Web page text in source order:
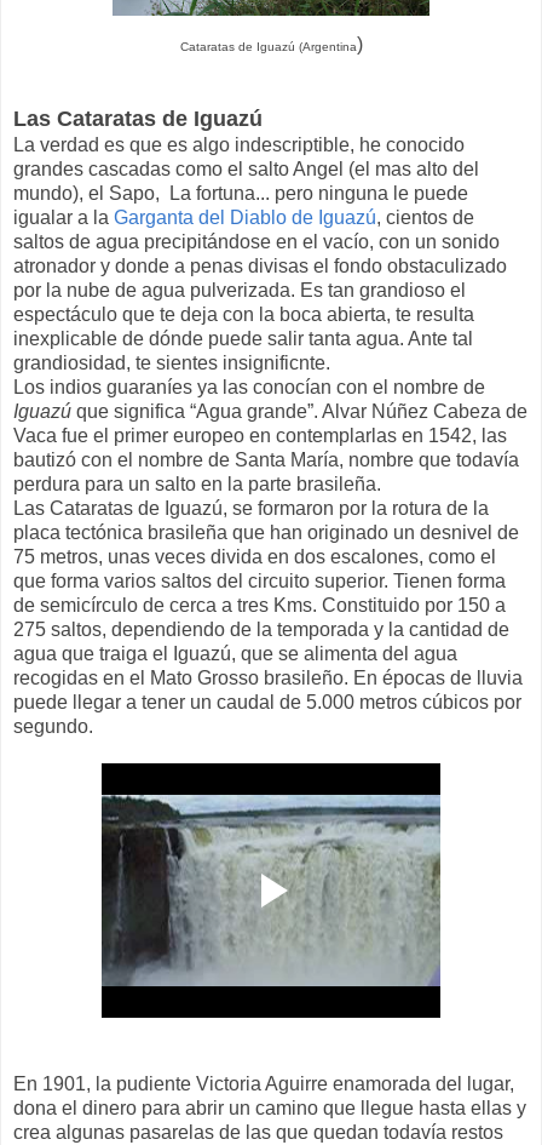
Cataratas de Iguazú (Argentina)
Las Cataratas de Iguazú
La verdad es que es algo indescriptible, he conocido
grandes cascadas como el salto Angel (el mas alto del
mundo), el Sapo, La fortuna... pero ninguna le puede
igualar a la Garganta del Diablo de Iguazú, cientos de
saltos de agua precipitándose en el vacío, con un sonido
atronador y donde a penas divisas el fondo obstaculizado
por la nube de agua pulverizada. Es tan grandioso el
espectáculo que te deja con la boca abierta, te resulta
inexplicable de dónde puede salir tanta agua. Ante tal
grandiosidad, te sientes insignificnte.
Los indios guaraníes ya las conocían con el nombre de
Iguazú que significa “Agua grande”. Alvar Núñez Cabeza de
Vaca fue el primer europeo en contemplarlas en 1542, las
bautizó con el nombre de Santa María, nombre que todavía
perdura para un salto en la parte brasileña.
Las Cataratas de Iguazú, se formaron por la rotura de la
placa tectónica brasileña que han originado un desnivel de
75 metros, unas veces divida en dos escalones, como el
que forma varios saltos del circuito superior. Tienen forma
de semicírculo de cerca a tres Kms. Constituido por 150 a
275 saltos, dependiendo de la temporada y la cantidad de
agua que traiga el Iguazú, que se alimenta del agua
recogidas en el Mato Grosso brasileño. En épocas de lluvia
puede llegar a tener un caudal de 5.000 metros cúbicos por
segundo.
En 1901, la pudiente Victoria Aguirre enamorada del lugar,
dona el dinero para abrir un camino que llegue hasta ellas y
crea algunas pasarelas de las que quedan todavía restos